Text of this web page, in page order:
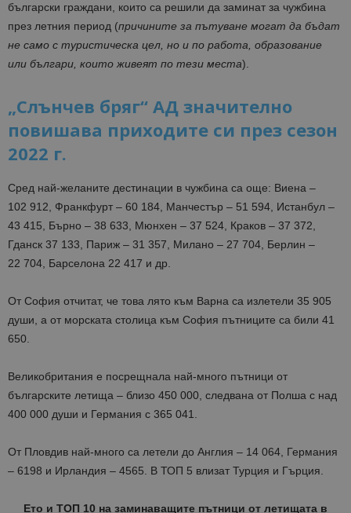
български граждани, които са решили да заминат за чужбина
през летния период (причините за пътуване могат да бъдат
не само с туристическа цел, но и по работа, образование
или българи, които живеят по тези места).
„Слънчев бряг“ АД значително
повишава приходите си през сезон
2022 г.
Сред най-желаните дестинации в чужбина са още: Виена –
102 912, Франкфурт – 60 184, Манчестър – 51 594, Истанбул –
43 415, Бърно – 38 633, Мюнхен – 37 524, Краков – 37 372,
Гданск 37 133, Париж – 31 357, Милано – 27 704, Берлин –
22 704, Барселона 22 417 и др.
От София отчитат, че това лято към Варна са излетели 35 905
души, а от морската столица към София пътниците са били 41
650.
Великобритания е посрещнала най-много пътници от
българските летища – близо 450 000, следвана от Полша с над
400 000 души и Германия с 365 041.
От Пловдив най-много са летели до Англия – 14 064, Германия
– 6198 и Ирландия – 4565. В ТОП 5 влизат Турция и Гърция.
Ето и ТОП 10 на заминаващите пътници от летищата в